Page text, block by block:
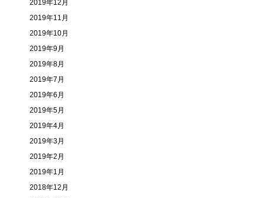
2019年12月
2019年11月
2019年10月
2019年9月
2019年8月
2019年7月
2019年6月
2019年5月
2019年4月
2019年3月
2019年2月
2019年1月
2018年12月